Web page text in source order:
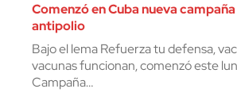
Comenzó en Cuba nueva
antipolio
Bajo el lema Refuerza tu defensa,
vacunas funcionan, comenzó este
Campaña…